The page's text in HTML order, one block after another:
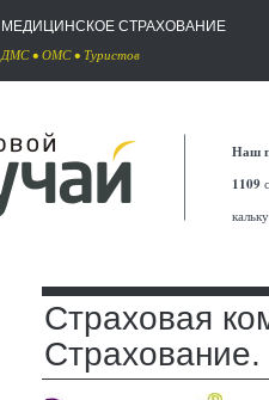
МЕДИЦИНСКОЕ СТРАХОВАНИЕ
ДМС• ОМС• Туристов
Наш
1109
Страховая
Страхование.